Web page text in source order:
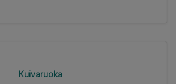
Kuivaruoka